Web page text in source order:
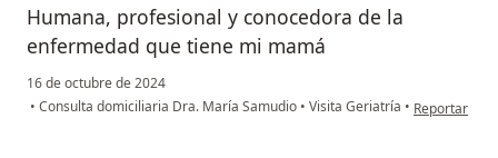
Humana, profesional y conocedora de la
enfermedad que tiene mi mamá
16 de octubre de 2024
• Consulta domiciliaria Dra. María Samudio • Visita Geriatría • en opinión
Reportar